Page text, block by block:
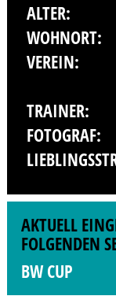
ALTER:
WOHNORT:
VEREIN:
TRAINER:
FOTOGRAF:
AKTUELL
FOLGENDEN
BW CUP